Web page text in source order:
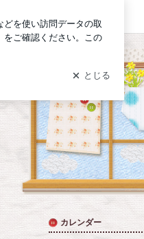
ログイン
カレンダー